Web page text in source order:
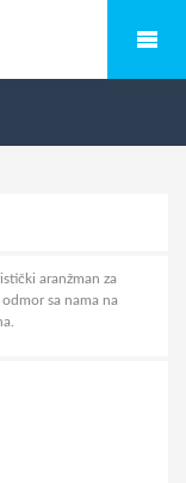
aranžman za
sa nama na